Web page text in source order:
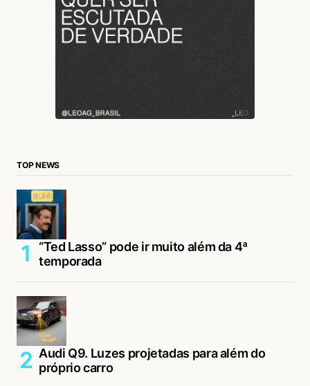
TOP NEWS
“Ted Lasso” pode ir muito além da 4ª
temporada
Audi Q9. Luzes projetadas para além do
próprio carro